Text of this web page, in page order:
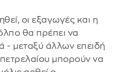
οι εξαγωγές και η
θα πρέπει να
- μεταξύ άλλων επειδή
μπορούν να